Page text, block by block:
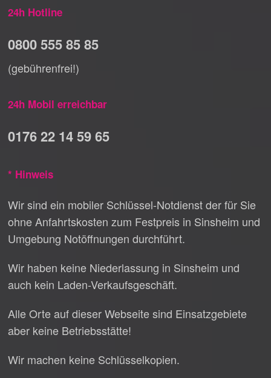
24h Hotline
0800 555 85 85
(gebührenfrei!)
24h Mobil erreichbar
0176 22 14 59 65
* Hinweis
Wir sind ein mobiler Schlüssel-Notdienst der für Sie
ohne Anfahrtskosten zum Festpreis in Sinsheim und
Umgebung Notöffnungen durchführt.
Wir haben keine Niederlassung in Sinsheim und
auch kein Laden-Verkaufsgeschäft.
Alle Orte auf dieser Webseite sind Einsatzgebiete
aber keine Betriebsstätte!
Wir machen keine Schlüsselkopien.